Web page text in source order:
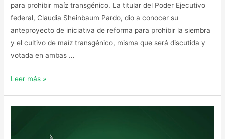
para prohibir maíz transgénico. La titular del Poder Ejecutivo
federal, Claudia Sheinbaum Pardo, dio a conocer su
anteproyecto de iniciativa de reforma para prohibir la siembra
y el cultivo de maíz transgénico, misma que será discutida y
votada en ambas …
Leer más »